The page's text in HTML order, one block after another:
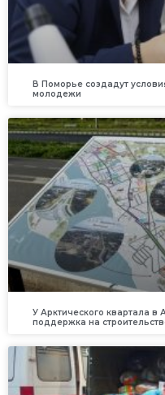
В Поморье создадут
молодежи
У Арктического квартала в
поддержка на